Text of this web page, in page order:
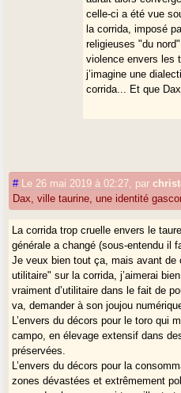
celle-ci a été vue
la corrida, imposé
religieuses "du
violence envers les
j’imagine une
corrida... Et que
# Le 26 mai 2019 à 02:27 par
Dax, ville taurine, une identité
La corrida trop cruelle envers le
générale a changé (sous-entendu il
Je veux bien tout ça, mais avant de
utilitaire" sur la corrida, j’aimerai
vraiment d’utilitaire dans le fait de
va, demander à son joujou
L’envers du décors pour le toro qui
campo, en élevage extensif dans
préservées.
L’envers du décors pour la
zones dévastées et extrêmement